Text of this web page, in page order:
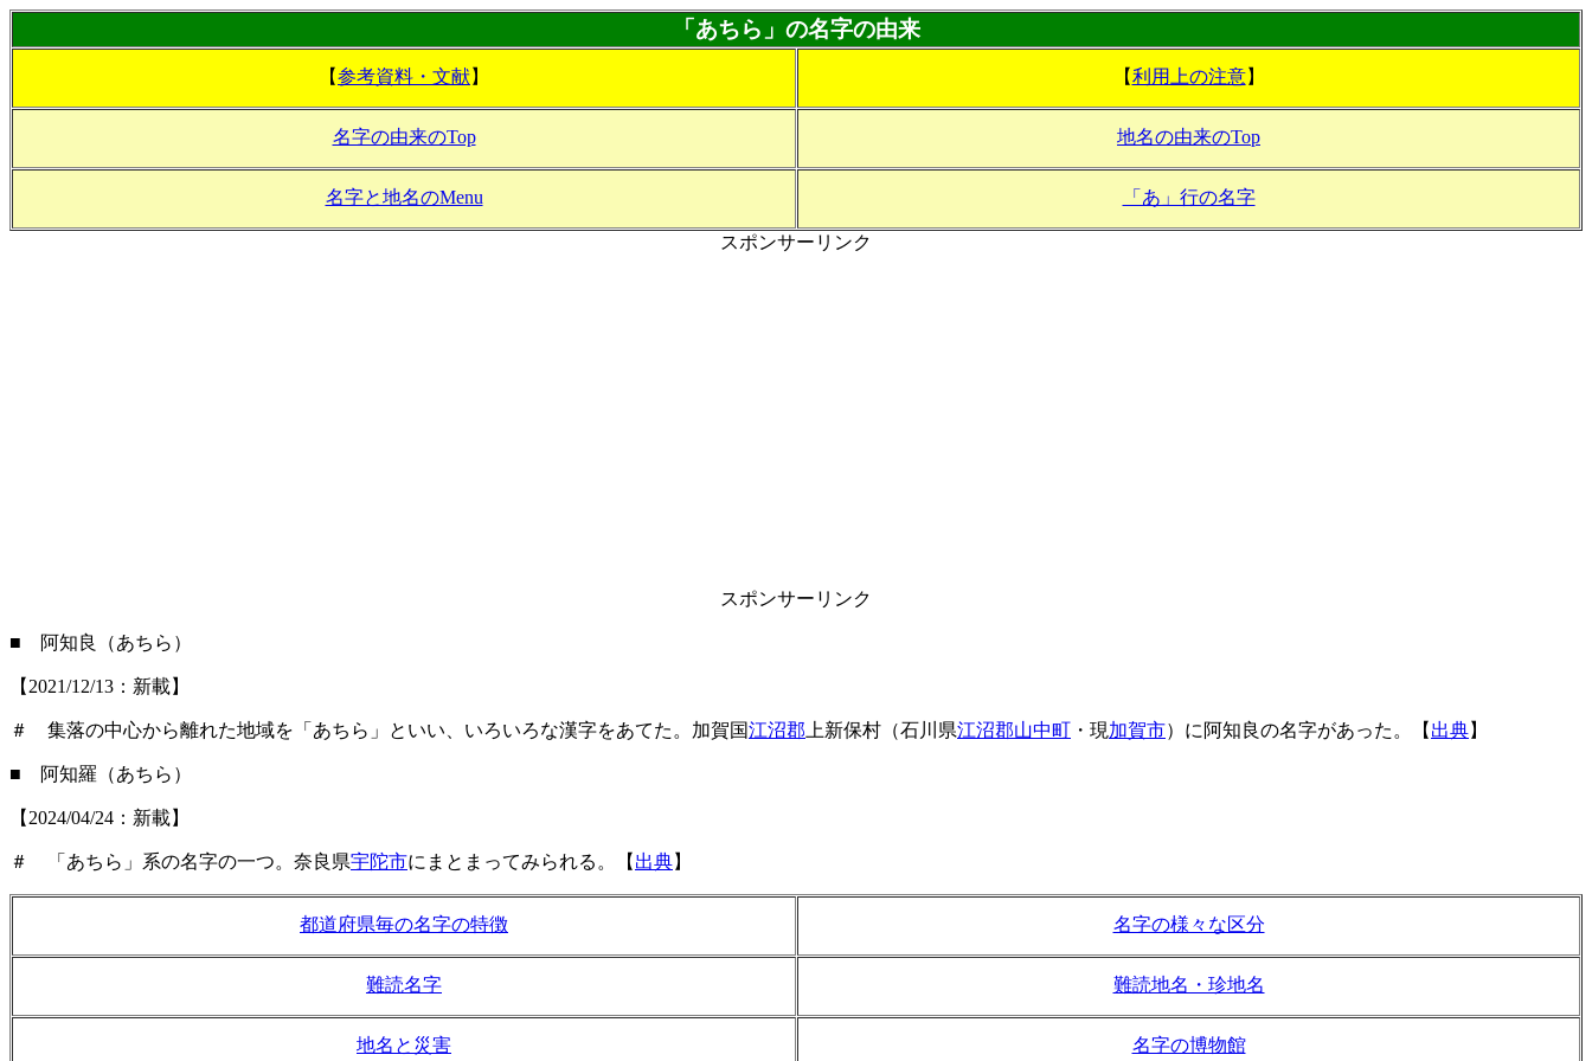
「あちら」の名字の由来
【参考資料・文献】 【利用上の注意】
名字の由来のTop 地名の由来のTop
名字と地名のMenu 「あ」行の名字
スポンサーリンク
スポンサーリンク
■ 阿知良（あちら）
【2021/12/13：新載】
＃ 集落の中心から離れた地域を「あちら」といい、いろいろな漢字をあてた。加賀国江沼郡 上新保村（石川県江沼郡山中町 ・現加賀市）に阿知良の名字があった。【 出典】
■ 阿知羅（あちら）
【2024/04/24：新載】
＃ 「あちら」系の名字の一つ。奈良県宇陀市にまとまってみられる。【 出典】
都道府県毎の名字の特徴 名字の様々な区分
難読名字 難読地名・珍地名
地名と災害 名字の博物館